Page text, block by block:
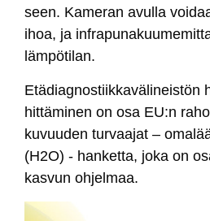
seen. Ka­me­ran avul­la
ihoa, ja
läm­pö­ti­lan.
Etä­diag­nos­tiik­ka­vä­li­neis­tön
hit­tä­mi­nen on osa EU:n
ku­vuu­den tur­vaa­jat –
(H2O) - han­ket­ta, jo­ka on
kas­vun oh­jel­maa.